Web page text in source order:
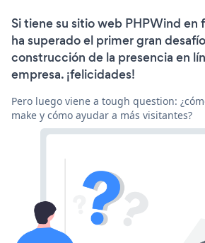
Si tiene su sitio web PHPWind en
ha superado el primer gran
construcción de la presencia en
empresa. ¡felicidades!
Pero luego viene a tough question:
make y cómo ayudar a más visitantes?